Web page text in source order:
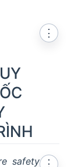
⋮
safety
⋮